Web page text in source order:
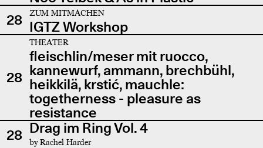
28
ZUM MITMACHEN
IGTZ Workshop
28
THEATER
fleischlin/meser mit ruocco,
kannewurf, ammann, brechbühl,
heikkilä, krstić, mauchle:
togetherness - pleasure as
resistance
28 Drag im Ring Vol. 4
by Rachel Harder